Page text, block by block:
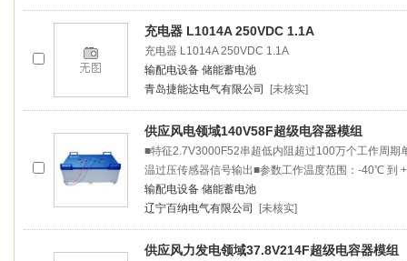
充电器 L1014A 250VDC 1.1A
充电器 L1014A 250VDC 1.1A
输配电设备 储能蓄电池
青岛捷能达电气有限公司
[未核实]
供应风电领域140V58F超级电容器模组
■特征2.7V3000F52串超低内阻超过100万个工作周期
温过压传感器信号输出■参数工作温度范围：-40℃ 到
输配电设备 储能蓄电池
辽宁百纳电气有限公司
[未核实]
供应风力发电领域37.8V214F超级电容器模组